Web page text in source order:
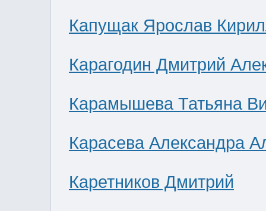
Капущак Ярослав
Карагодин Дмитрий
Карамышева Татьяна
Карасева Александра
Каретников Дмитрий